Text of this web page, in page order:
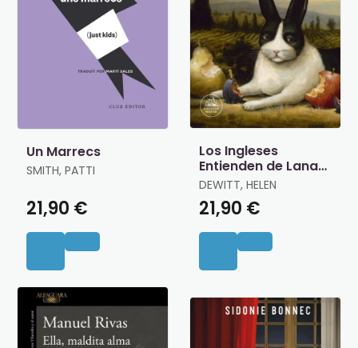
Un Marrecs
SMITH, PATTI
21,90 €
Los Ingleses
Entienden de Lana
(Y Otros Trucos)
DEWITT, HELEN
21,90 €